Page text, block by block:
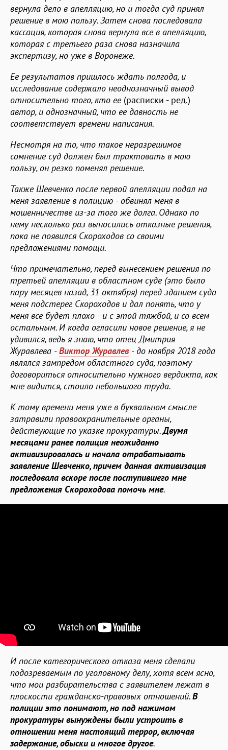
вернула дело в апелляцию, но и тогда суд принял
решение в мою пользу. Затем снова последовала
кассация, которая снова вернула все в апелляцию,
которая с третьего раза снова назначила
экспертизу, но уже в Воронеже.
Ее результатов пришлось ждать полгода, и
исследование содержало неоднозначный вывод
относительно того, кто ее(расписки - ред.)
автор, и однозначный, что ее давность не
соответствует времени написания.
Несмотря на то, что такое неразрешимое
сомнение суд должен был трактовать в мою
пользу, он резко поменял решение.
Также Шевченко после первой апелляции подал на
меня заявление в полицию - обвинял меня в
мошенничестве из-за того же долга. Однако по
нему несколько раз выносились отказные решения,
пока не появился Скороходов со своими
предложениями помощи.
Что примечательно, перед вынесением решения по
третьей апелляции в областном суде (это было
пару месяцев назад, 31 октября) перед зданием суда
меня подстерег Скороходов и дал понять, что у
меня все будет плохо - и с этой тяжбой, и со всем
остальным. И когда огласили новое решение, я не
удивился, ведь я знаю, что отец Дмитрия
Журавлева -Виктор Журавлев- до ноября 2018 года
являлся зампредом областного суда, поэтому
договориться относительно нужного вердикта, как
мне видится, стоило небольшого труда.
К тому времени меня уже в буквальном смысле
затравили правоохранительные органы,
действующие по указке прокуратуры.Двумя
месяцами ранее полиция неожиданно
активизировалась и начала отрабатывать
заявление Шевченко, причем данная активизация
последовала вскоре после поступившего мне
предложения Скороходова помочь мне.
И после категорического отказа меня сделали
подозреваемым по уголовному делу, хотя всем ясно,
что мои разбирательства с заявителем лежат в
плоскости гражданско-правовых отношений.В
полиции это понимают, но под нажимом
прокуратуры вынуждены были устроить в
отношении меня настоящий террор, включая
задержание, обыски и многое другое.